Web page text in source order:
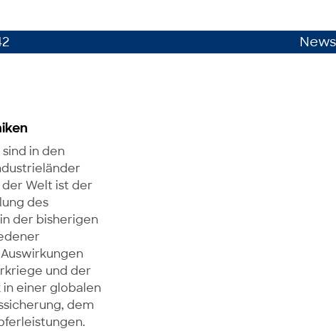
News
in den
Welt ist der
des
der bisherigen
und der
einer globalen
dem